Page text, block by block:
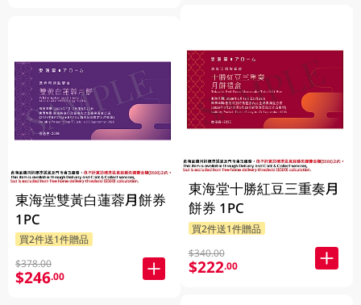
東海堂雙黃白蓮蓉月餅券
1PC
買2件送1件贈品
$378.00
$246.00
東海堂十勝紅豆三重奏月
餅券 1PC
買2件送1件贈品
$340.00
$222.00